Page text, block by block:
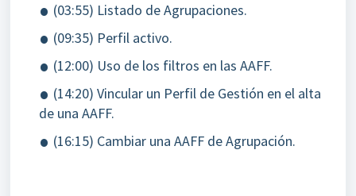
(03:55) Listado de Agrupaciones.
(09:35) Perfil activo.
(12:00) Uso de los filtros en las AAFF.
(14:20) Vincular un Perfil de Gestión en el alta
de una AAFF.
(16:15) Cambiar una AAFF de Agrupación.